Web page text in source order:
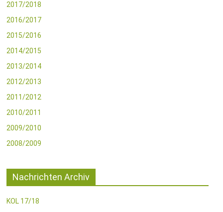
2017/2018
2016/2017
2015/2016
2014/2015
2013/2014
2012/2013
2011/2012
2010/2011
2009/2010
2008/2009
Nachrichten Archiv
KOL 17/18